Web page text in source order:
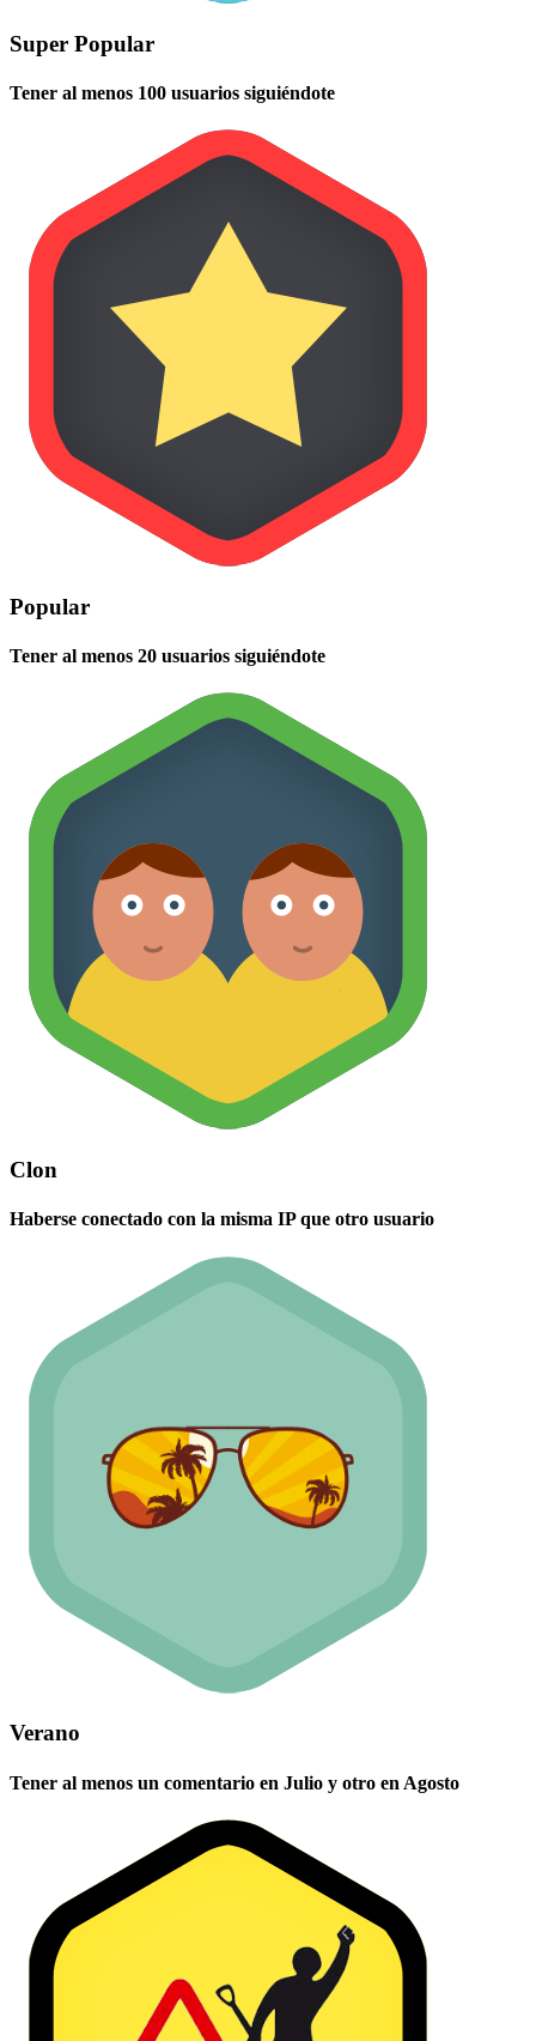
Super Popular
Tener al menos 100 usuarios siguiéndote
Popular
Tener al menos 20 usuarios siguiéndote
Clon
Haberse conectado con la misma IP que otro usuario
Verano
Tener al menos un comentario en Julio y otro en Agosto